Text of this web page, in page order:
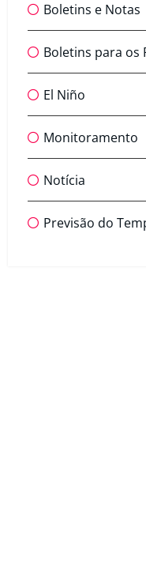
Boletins e Notas
Boletins para os
El Niño
Monitoramento
Notícia
Previsão do